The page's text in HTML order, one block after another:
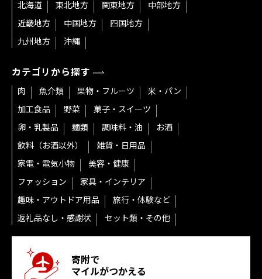
北海道 東北地方 関東地方
中部地方
近畿地方
中国地方
四国地方
九州地方
沖縄
カテゴリから探す
肉 魚介類 果物・フルーツ
米・パン
加工食品
野菜
菓子・スイーツ
卵・乳製品
麺類 調味料・油
お酒
飲料（お酒以外）
雑貨・日用品
家電・電気小物
美容・健康
ファッション
家具・インテリア
趣味・アウトドア用品
旅行・体験など
返礼品なし・感謝状
セット類・その他
寄附で
マイルがつかえる